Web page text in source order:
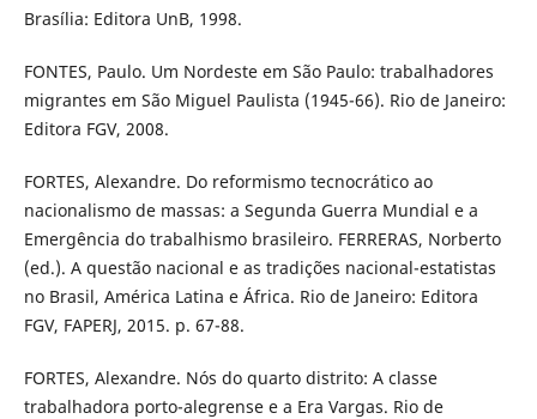
Brasília: Editora UnB, 1998.
FONTES, Paulo. Um Nordeste em São Paulo: trabalhadores
migrantes em São Miguel Paulista (1945-66). Rio de Janeiro:
Editora FGV, 2008.
FORTES, Alexandre. Do reformismo tecnocrático ao
nacionalismo de massas: a Segunda Guerra Mundial e a
Emergência do trabalhismo brasileiro. FERRERAS, Norberto
(ed.). A questão nacional e as tradições nacional-estatistas
no Brasil, América Latina e África. Rio de Janeiro: Editora
FGV, FAPERJ, 2015. p. 67-88.
FORTES, Alexandre. Nós do quarto distrito: A classe
trabalhadora porto-alegrense e a Era Vargas. Rio de